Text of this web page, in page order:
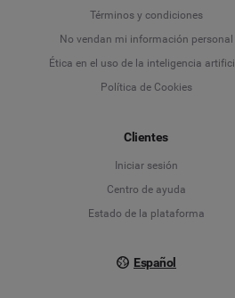
Términos y condiciones
No vendan mi información personal
Ética en el uso de la inteligencia
Política de Cookies
Clientes
Iniciar sesión
Centro de ayuda
Estado de la plataforma
Español
Deutsch